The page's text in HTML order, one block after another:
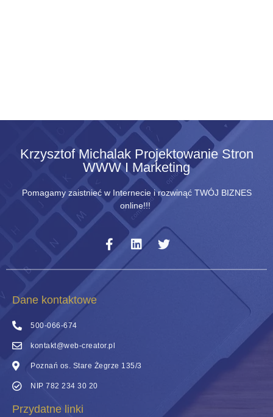
Krzysztof Michalak Projektowanie Stron
WWW I Marketing
Pomagamy zaistnieć w Internecie i rozwinąć TWÓJ BIZNES
online!!!
Dane kontaktowe
500-066-674
kontakt@web-creator.pl
Poznań os. Stare Żegrze 135/3
NIP 782 234 30 20
Przydatne linki